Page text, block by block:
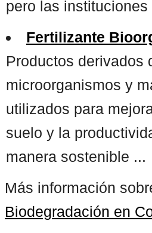
pero las instituciones
Fertilizante
Productos derivados
microorganismos y
utilizados para
suelo y la
manera sostenible ...
Más información
Biodegradación en